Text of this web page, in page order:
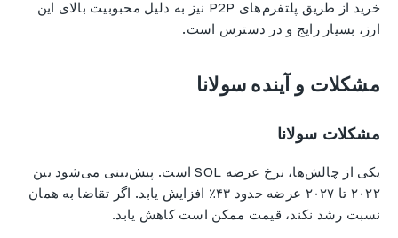
خرید از طریق پلتفرم‌های P2P نیز به دلیل محبوبیت بالای این
ارز، بسیار رایج و در دسترس است.
مشکلات و آینده سولانا
مشکلات سولانا
یکی از چالش‌ها، نرخ عرضه SOL است. پیش‌بینی می‌شود بین
۲۰۲۲ تا ۲۰۲۷ عرضه حدود ۴۳٪ افزایش یابد. اگر تقاضا به همان
نسبت رشد نکند، قیمت ممکن است کاهش یابد.